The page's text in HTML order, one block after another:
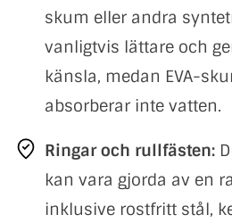
skum eller andra
vanligtvis lättare och
känsla, medan EVA-
absorberar inte vatten.
Ringar och rullfästen:
kan vara gjorda av en
inklusive rostfritt stål,